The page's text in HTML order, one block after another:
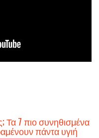
Τα 7 πιο συνηθισμένα
πάντα υγιή